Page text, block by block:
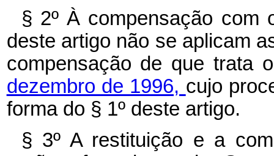
§ 2º À compensação
deste artigo não se aplicam
compensação de que trata
dezembro de 1996, cujo
forma do § 1º deste artigo.
§ 3º A restituição e a